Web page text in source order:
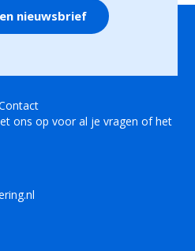
nieuwsbrief
ons op voor al je vragen of het